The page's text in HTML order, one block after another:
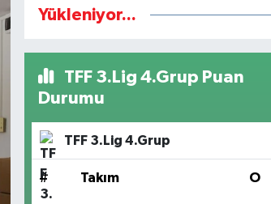
Yükleniyor...
TFF 3.Lig 4.Grup Puan
Durumu
TFF 3.Lig 4.Grup
# Takım O